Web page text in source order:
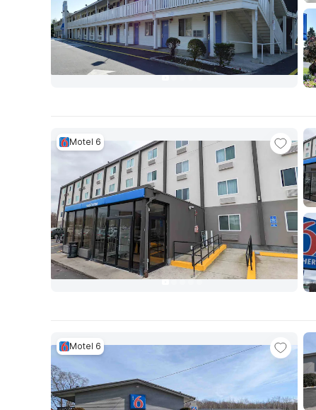
Motel 6
Motel 6